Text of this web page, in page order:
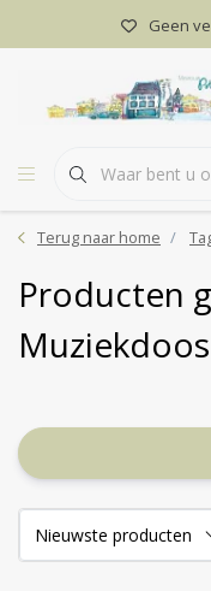
Geen
Terug naar home
Producten
Muziekdoos